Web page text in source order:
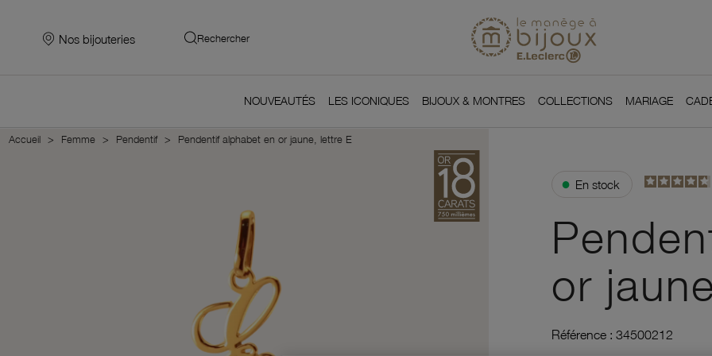
Nos bijouteries Rechercher
NOUVEAUTÉS LES ICONIQUES BIJOUX & MONTRES COLLECTIONS MARIAGE
Accueil Femme Pendentif Pendentif alphabet en or jaune, lettre E
● En stock
or
Référence : 34500212